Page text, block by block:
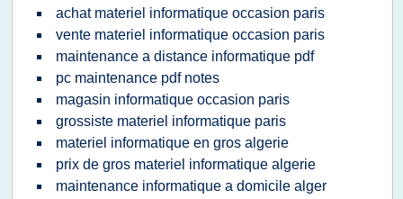
achat materiel informatique occasion paris
vente materiel informatique occasion paris
maintenance a distance informatique pdf
pc maintenance pdf notes
magasin informatique occasion paris
grossiste materiel informatique paris
materiel informatique en gros algerie
prix de gros materiel informatique algerie
maintenance informatique a domicile alger